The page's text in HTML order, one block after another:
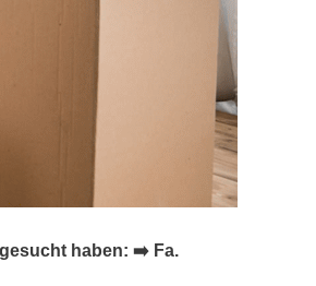
haben: ➡️ Fa.